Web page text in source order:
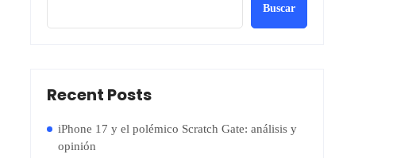
Buscar
Recent Posts
iPhone 17 y el polémico Scratch Gate: análisis y
opinión